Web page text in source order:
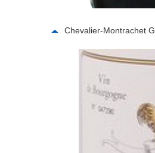
Chevalier-Montrachet